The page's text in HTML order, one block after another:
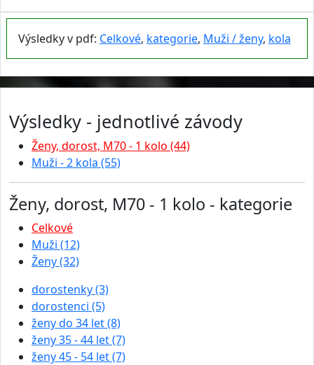
Výsledky v pdf: Celkové, kategorie, Muži / ženy, kola
Výsledky - jednotlivé závody
Ženy, dorost, M70 - 1 kolo (44)
Muži - 2 kola (55)
Ženy, dorost, M70 - 1 kolo - kategorie
Celkové
Muži (12)
Ženy (32)
dorostenky (3)
dorostenci (5)
ženy do 34 let (8)
ženy 35 - 44 let (7)
ženy 45 - 54 let (7)